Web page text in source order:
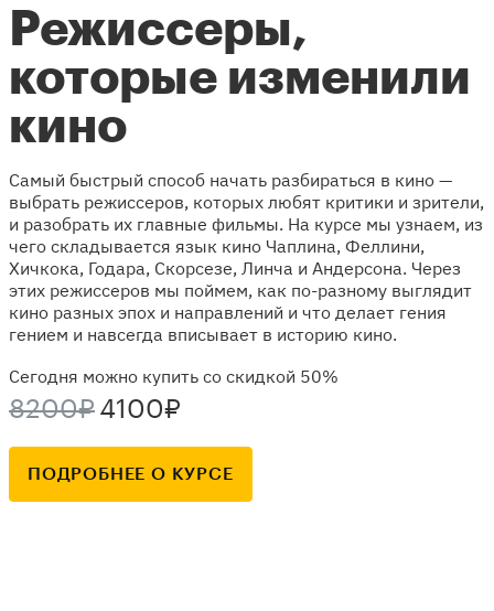
Режиссеры,
которые изменили
кино
Самый быстрый способ начать разбираться в кино —
выбрать режиссеров, которых любят критики и зрители,
и разобрать их главные фильмы. На курсе мы узнаем, из
чего складывается язык кино Чаплина, Феллини,
Хичкока, Годара, Скорсезе, Линча и Андерсона. Через
этих режиссеров мы поймем, как по-разному выглядит
кино разных эпох и направлений и что делает гения
гением и навсегда вписывает в историю кино.
Сегодня можно купить со скидкой 50%
8200₽ 4100₽
ПОДРОБНЕЕ О КУРСЕ